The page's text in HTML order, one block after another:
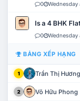
0 Wednesday
Is a 4 BHK
0 Wednesday
BẢNG XẾP HẠNG
1 Trần Thị Hương
2 Võ Hữu Phong